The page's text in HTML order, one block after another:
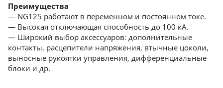
Преимущества
— NG125 работают в переменном и постоянном токе.
— Высокая отключающая способность до 100 кА.
— Широкий выбор аксессуаров: дополнительные
контакты, расцепители напряжения, втычные цоколи,
выносные рукоятки управления, дифференциальные
блоки и др.